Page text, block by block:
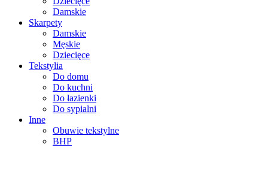
Damskie
Skarpety
Damskie
Męskie
Dziecięce
Tekstylia
Do domu
Do kuchni
Do łazienki
Do sypialni
Inne
Obuwie tekstylne
BHP